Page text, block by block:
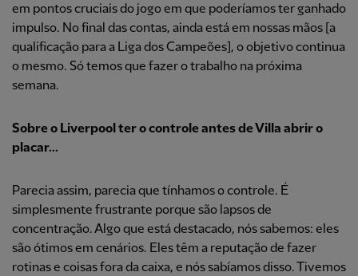
em pontos cruciais do jogo em que poderíamos ter ganhado
impulso. No final das contas, ainda está em nossas mãos [a
qualificação para a Liga dos Campeões], o objetivo continua
o mesmo. Só temos que fazer o trabalho na próxima
semana.
Sobre o Liverpool ter o controle antes de Villa abrir o
placar...
Parecia assim, parecia que tínhamos o controle. É
simplesmente frustrante porque são lapsos de
concentração. Algo que está destacado, nós sabemos: eles
são ótimos em cenários. Eles têm a reputação de fazer
rotinas e coisas fora da caixa, e nós sabíamos disso. Tivemos